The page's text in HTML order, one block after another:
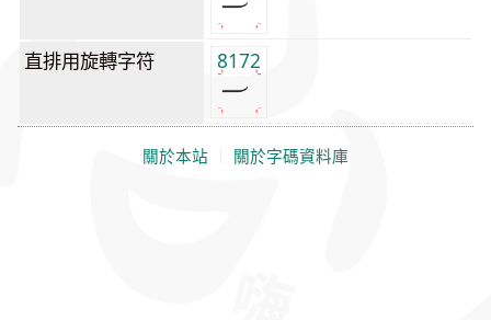
直排用旋轉字符 8172
關於本站 關於字碼資料庫